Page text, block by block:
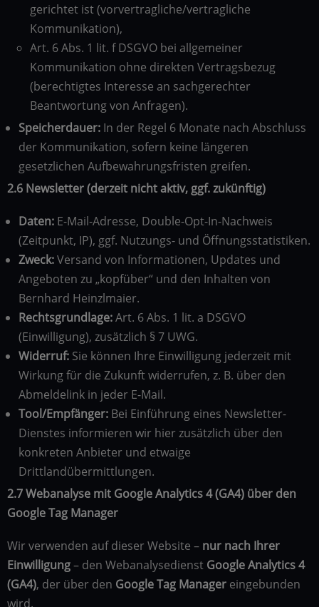
gerichtet ist (vorvertragliche/vertragliche
Kommunikation),
Art. 6 Abs. 1 lit. f DSGVO bei allgemeiner
Kommunikation ohne direkten Vertragsbezug
(berechtigtes Interesse an sachgerechter
Beantwortung von Anfragen).
Speicherdauer: In der Regel 6 Monate nach Abschluss
der Kommunikation, sofern keine längeren
gesetzlichen Aufbewahrungsfristen greifen.
2.6 Newsletter (derzeit nicht aktiv, ggf. zukünftig)
Daten: E-Mail-Adresse, Double-Opt-In-Nachweis
(Zeitpunkt, IP), ggf. Nutzungs- und Öffnungsstatistiken.
Zweck:Versand von Informationen, Updates und
Angeboten zu „kopfüber“ und den Inhalten von
Bernhard Heinzlmaier.
Rechtsgrundlage:Art. 6 Abs. 1 lit. a DSGVO
(Einwilligung), zusätzlich § 7 UWG.
Widerruf: Sie können Ihre Einwilligung jederzeit mit
Wirkung für die Zukunft widerrufen, z. B. über den
Abmeldelink in jeder E-Mail.
Tool/Empfänger: Bei Einführung eines Newsletter-
Dienstes informieren wir hier zusätzlich über den
konkreten Anbieter und etwaige
Drittlandübermittlungen.
2.7 Webanalyse mit Google Analytics 4 (GA4) über den
Google Tag Manager
Wir verwenden auf dieser Website – nur nach Ihrer
Einwilligung– den Webanalysedienst Google Analytics 4
(GA4), der über den Google Tag Manager eingebunden
wird.